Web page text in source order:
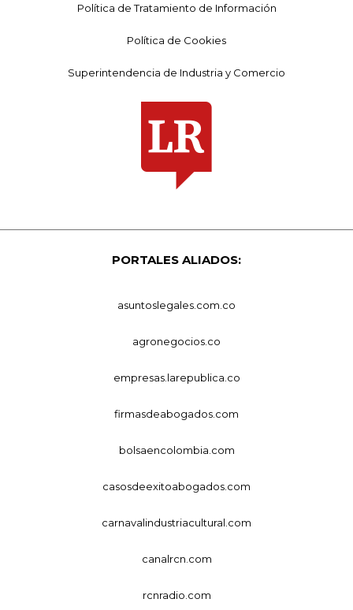
Política de Tratamiento de Información
Política de Cookies
Superintendencia de Industria y Comercio
PORTALES ALIADOS:
asuntoslegales.com.co
agronegocios.co
empresas.larepublica.co
firmasdeabogados.com
bolsaencolombia.com
casosdeexitoabogados.com
carnavalindustriacultural.com
canalrcn.com
rcnradio.com